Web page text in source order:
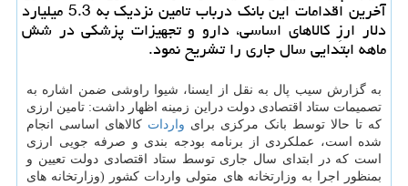
آخرین اقدامات این بانك درباب تامین نزدیك به 5.3 میلیارد
دلار ارزِ كالاهای اساسی، دارو و تجهیزات پزشكی در شش
ماهه ابتدایی سال جاری را تشریح نمود.
به گزارش سیب پال به نقل از ایسنا، شیوا راوشی ضمن اشاره به
تصمیمات ستاد اقتصادی دولت دراین زمینه اظهار داشت: تامین ارزی
که تا حالا توسط بانک مرکزی برای واردات کالاهای اساسی انجام
شده است، عملکردی از برنامه بودجه بندی و صرفه جویی ارزی
است که در ابتدای سال جاری توسط ستاد اقتصادی دولت تعیین و
بمنظور اجرا به وزارتخانه های متولی واردات کشور (وزارتخانه های